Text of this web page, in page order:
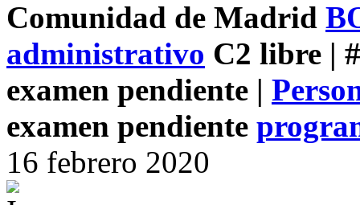
Comunidad de Madrid
administrativo C2 libre |
examen pendiente |
examen pendiente
16 febrero 2020